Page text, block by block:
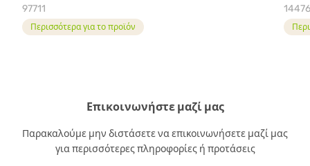
97711
Περισσότερα για το προϊόν
Επικοινωνήστε μαζί μας
Παρακαλούμε μην διστάσετε να επικοινωνήσετε μαζί μας
για περισσότερες πληροφορίες ή προτάσεις